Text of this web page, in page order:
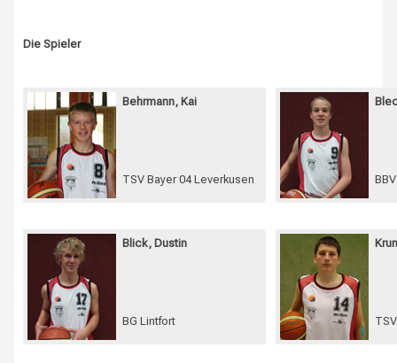
Die Spieler
Behrmann, Kai
TSV Bayer 04 Leverkusen
Blick, Dustin
BG Lintfort